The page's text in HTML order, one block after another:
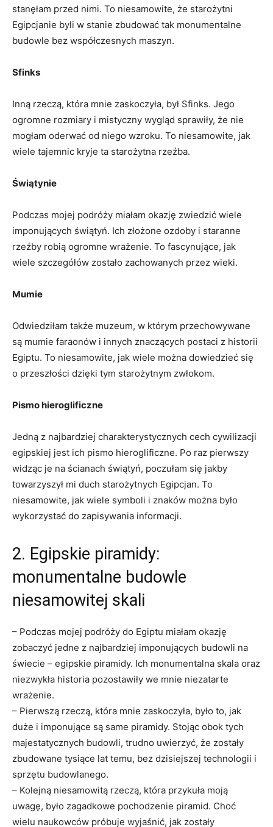
stanęłam przed nimi. To niesamowite, że starożytni
Egipcjanie byli w stanie zbudować tak monumentalne
budowle bez ⁢współczesnych maszyn.
Sfinks
Inną rzeczą, która mnie zaskoczyła, był Sfinks. Jego‍
ogromne rozmiary i mistyczny wygląd sprawiły, że ⁢nie
‍mogłam oderwać‌ od niego wzroku. To niesamowite, jak
wiele tajemnic kryje ta starożytna rzeźba.
Świątynie
Podczas mojej podróży miałam okazję zwiedzić wiele⁢
imponujących świątyń. Ich złożone ozdoby i staranne
rzeźby robią ogromne wrażenie. To fascynujące, jak​
wiele szczegółów zostało zachowanych przez wieki.
Mumie
Odwiedziłam także muzeum,⁢ w którym⁤ przechowywane
są mumie faraonów i ​innych znaczących postaci z historii
Egiptu. To niesamowite, jak wiele⁢ można dowiedzieć się
o przeszłości dzięki tym starożytnym zwłokom.
Pismo hieroglificzne
Jedną z najbardziej charakterystycznych cech cywilizacji
egipskiej jest ich pismo hieroglificzne. Po raz pierwszy
widząc je ‍na ścianach świątyń, poczułam się jakby
towarzyszył mi⁢ duch starożytnych Egipcjan. ‌To
⁣niesamowite,⁣ jak⁣ wiele symboli i znaków⁢ można było
wykorzystać do zapisywania informacji.
2. Egipskie piramidy:
monumentalne ​budowle
niesamowitej ‍skali
– Podczas mojej podróży ⁤do Egiptu ⁣miałam okazję
zobaczyć jedne z najbardziej imponujących⁣ budowli na
świecie – egipskie‌ piramidy. Ich monumentalna skala ⁢oraz
niezwykła historia pozostawiły we mnie niezatarte
wrażenie.
– Pierwszą rzeczą, która mnie zaskoczyła, było to, jak
duże ​i imponujące są same piramidy. Stojąc obok tych
majestatycznych budowli,‍ trudno ⁣uwierzyć, że zostały⁢
zbudowane tysiące lat temu, bez dzisiejszej technologii i
sprzętu budowlanego.
– Kolejną⁣ niesamowitą rzeczą, która przykuła moją
uwagę,​ było ⁣zagadkowe pochodzenie piramid. Choć
⁣wielu naukowców próbuje wyjaśnić, jak zostały ​